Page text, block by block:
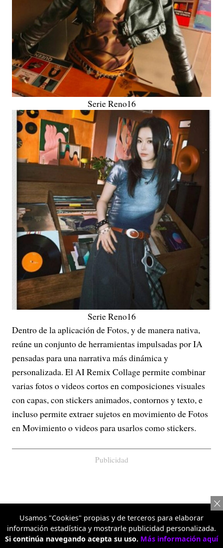
Serie Reno16
Serie Reno16
Dentro de la aplicación de Fotos, y de manera nativa,
reúne un conjunto de herramientas impulsadas por IA
pensadas para una narrativa más dinámica y
personalizada. El AI Remix Collage permite combinar
varias fotos o videos cortos en composiciones visuales
con capas, con stickers animados, contornos y texto, e
incluso permite extraer sujetos en movimiento de Fotos
en Movimiento o videos para usarlos como stickers.
Publicidad
Usamos "Cookies" propias y de terceros para elaborar
información estadística y mostrarle publicidad personalizada.
Si continúa navegando acepta su uso. Más información aquí